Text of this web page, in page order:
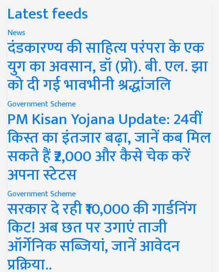
Latest feeds
News
दंडकारण्य की साहित्य परंपरा के एक
युग का अवसान, डॉ (प्रो). बी. एल. झा
को दी गई भावभीनी श्रद्धांजलि
Government Scheme
PM Kisan Yojana Update: 24वीं
किस्त का इंतजार बढ़ा, जानें कब मिल
सकते हैं ₹2,000 और कैसे चेक करें
अपना स्टेटस
Government Scheme
सरकार दे रही ₹10,000 की गार्डनिंग
किट! अब छत पर उगाएं ताजी
ऑर्गेनिक सब्जियां, जानें आवेदन
प्रक्रिया..